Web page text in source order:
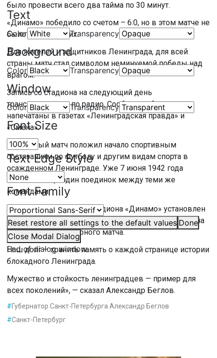
Text
Color Transparency
Background
Color Transparency
Window
Color Transparency
Font Size
Text Edge Style
Font Family
Reset restore all settings to the default values Done
Close Modal Dialog
End of dialog window.
было провести всего два тайма по 30 минут.
«Динамо» победило со счетом – 6:0, но в этом матче не
было проигравших.
Для жителей и защитников Ленинграда, для всей
страны матч стал символом неминуемой победы над
врагом.
Запись со стадиона на следующий день
транслировалась по радио. Сообщения были
напечатаны в газетах «Ленинградская правда» и
«Смена».
Блокадный матч положил начало спортивным
состязаниям по футболу и другим видам спорта в
осажденном Ленинграде. Уже 7 июня 1942 года
состоялся еще один поединок между теми же
командами.
В честь футболистов у стадиона «Динамо» установлен
памятник — на мемориальной доске высечены имена
участников легендарного матча.
Наш долг – хранить память о каждой странице истории
блокадного Ленинграда.
Мужество и стойкость ленинградцев — пример для
всех поколений», — сказал Александр Беглов.
#Губернатор Санкт-Петербурга Александр Беглов
#Санкт-Петербург